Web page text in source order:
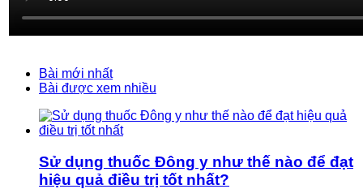
Bài mới nhất
Bài được xem nhiều
Sử dụng thuốc Đông y như thế nào để đạt
hiệu quả điều trị tốt nhất?